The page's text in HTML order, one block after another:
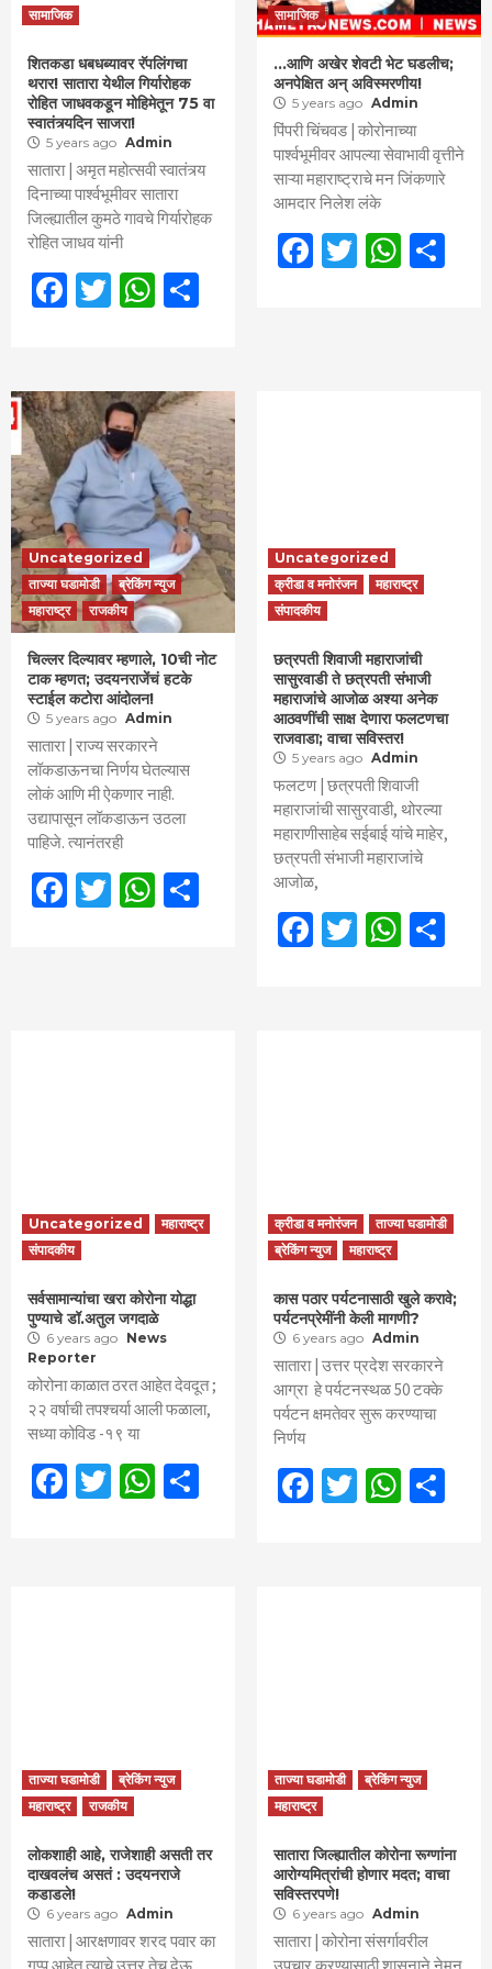
सामाजिक
शितकडा धबधब्यावर रॅपलिंगचा
थरार! सातारा येथील गिर्यारोहक
रोहित जाधवकडून मोहिमेतून 75 वा
स्वातंत्र्यदिन साजरा!
5 years ago Admin
सातारा | अमृत महोत्सवी स्वातंत्र्य
दिनाच्या पार्श्वभूमीवर सातारा
जिल्ह्यातील कुमठे गावचे गिर्यारोहक
रोहित जाधव यांनी
Facebook
TwitterWhatsApp
सामाजिक
…आणि अखेर शेवटी भेट घडलीच;
अनपेक्षित अन् अविस्मरणीय!
5 years ago Admin
पिंपरी चिंचवड | कोरोनाच्या
पार्श्वभूमीवर आपल्या सेवाभावी वृत्तीने
साऱ्या महाराष्ट्राचे मन जिंकणारे
आमदार निलेश लंके
Facebook
Twitter
Uncategorized
ताज्या घडामोडी
ब्रेकिंग न्युज
महाराष्ट्र
राजकीय
चिल्लर दिल्यावर म्हणाले, 10ची नोट
टाक म्हणत; उदयनराजेंचं हटके
स्टाईल कटोरा आंदोलन!
5 years ago Admin
सातारा | राज्य सरकारने
लॉकडाऊनचा निर्णय घेतल्यास
लोकं आणि मी ऐकणार नाही.
उद्यापासून लॉकडाऊन उठला
पाहिजे. त्यानंतरही
Facebook
TwitterWhatsApp
Share
Uncategorized
क्रीडा व मनोरंजन
महाराष्ट्र
संपादकीय
छत्रपती शिवाजी महाराजांची
सासुरवाडी ते छत्रपती संभाजी
महाराजांचे आजोळ अश्या अनेक
आठवणींची साक्ष देणारा फलटणचा
राजवाडा; वाचा सविस्तर!
5 years ago Admin
फलटण | छत्रपती शिवाजी
महाराजांची सासुरवाडी, थोरल्या
महाराणीसाहेब सईबाई यांचे माहेर,
छत्रपती संभाजी महाराजांचे
आजोळ,
Facebook
Twitter
Uncategorized
महाराष्ट्र
संपादकीय
सर्वसामान्यांचा खरा कोरोना योद्धा
पुण्याचे डॉ.अतुल जगदाळे
6 years ago News
Reporter
कोरोना काळात ठरत आहेत देवदूत ;
२२ वर्षाची तपश्चर्या आली फळाला,
सध्या कोविड -१९ या
Facebook
TwitterWhatsApp
Share
क्रीडा व मनोरंजन
ताज्या घडामोडी
ब्रेकिंग न्युज
महाराष्ट्र
कास पठार पर्यटनासाठी खुले करावे;
पर्यटनप्रेमींनी केली मागणी?
6 years ago Admin
सातारा | उत्तर प्रदेश सरकारने
आग्रा हे पर्यटनस्थळ 50 टक्के
पर्यटन क्षमतेवर सुरू करण्याचा
निर्णय
Facebook
Twitter
ताज्या घडामोडी
ब्रेकिंग न्युज
महाराष्ट्र
राजकीय
लोकशाही आहे, राजेशाही असती तर
दाखवलंच असतं : उदयनराजे
कडाडले!
6 years ago Admin
सातारा | आरक्षणावर शरद पवार का
ताज्या घडामोडी
ब्रेकिंग न्युज
महाराष्ट्र
सातारा जिल्ह्यातील कोरोना रूग्णांना
आरोग्यमित्रांची होणार मदत; वाचा
सविस्तरपणे!
6 years ago Admin
सातारा | कोरोना संसर्गावरील